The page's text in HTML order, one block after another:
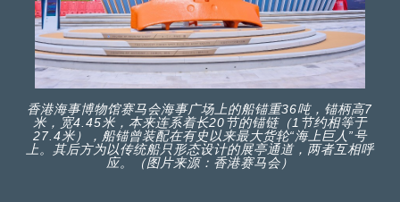
香港海事博物馆赛马会海事广场上的船锚重36吨，锚柄高7
米，宽4.45米，本来连系着长20节的锚链（1节约相等于
27.4米），船锚曾装配在有史以来最大货轮“海上巨人”号
上。其后方为以传统船只形态设计的展亭通道，两者互相呼
应。（图片来源：香港赛马会）